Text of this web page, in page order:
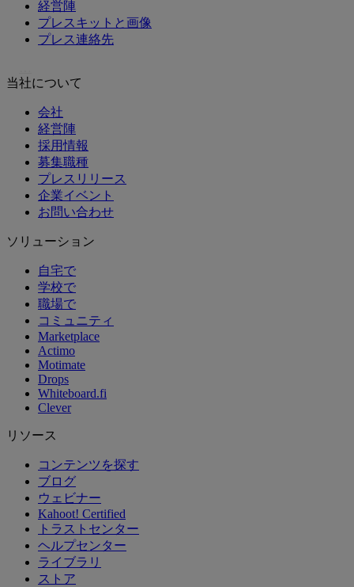
経営陣
プレスキットと画像
プレス連絡先
当社について
会社
経営陣
採用情報
募集職種
プレスリリース
企業イベント
お問い合わせ
ソリューション
自宅で
学校で
職場で
コミュニティ
Marketplace
Actimo
Motimate
Drops
Whiteboard.fi
Clever
リソース
コンテンツを探す
ブログ
ウェビナー
Kahoot! Certified
トラストセンター
ヘルプセンター
ライブラリ
ストア